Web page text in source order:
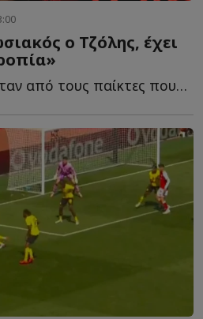
ο Τζόλης, έχει
Ο Χρήστος Τζόλης ήταν από τους παίκτες που ξεχώρισαν σ...